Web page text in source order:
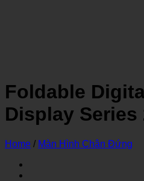
Foldable
Display Series
Home / Màn Hình Chân Đứng